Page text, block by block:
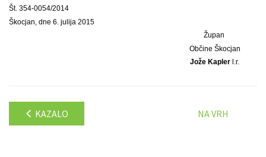
Št. 354-0054/2014
Škocjan, dne 6. julija 2015
Župan
Občine Škocjan
Jože Kapler l.r.
KAZALO NA VRH